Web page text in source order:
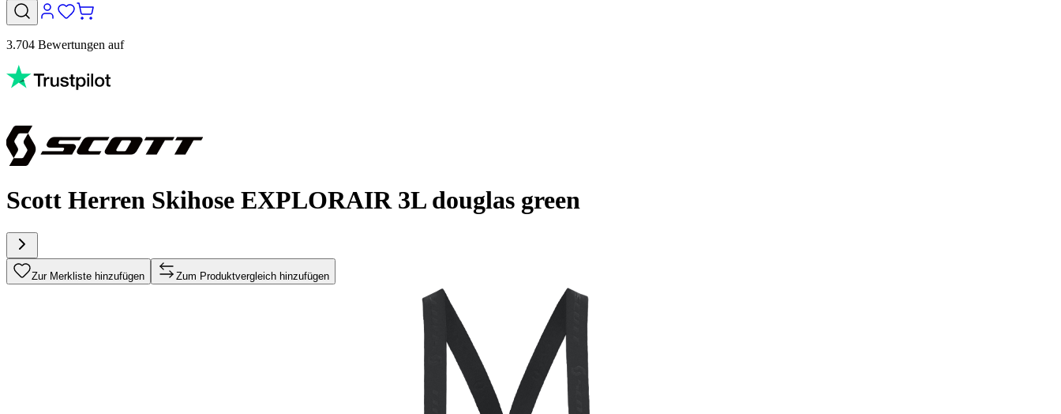
3.704 Bewertungen auf
Scott Herren Skihose EXPLORAIR 3L douglas green
Zur Merkliste hinzufügen Zum Produktvergleich hinzufügen